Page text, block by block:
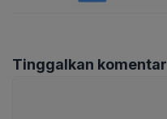
Tinggalkan komentar